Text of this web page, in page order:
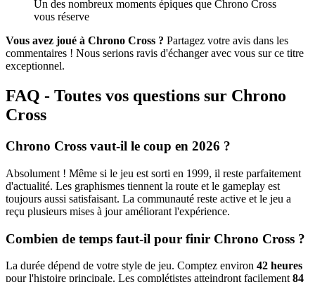
Un des nombreux moments épiques que Chrono Cross
vous réserve
Vous avez joué à Chrono Cross ? Partagez votre avis dans les
commentaires ! Nous serions ravis d'échanger avec vous sur ce titre
exceptionnel.
FAQ - Toutes vos questions sur Chrono
Cross
Chrono Cross vaut-il le coup en 2026 ?
Absolument ! Même si le jeu est sorti en 1999, il reste parfaitement
d'actualité. Les graphismes tiennent la route et le gameplay est
toujours aussi satisfaisant. La communauté reste active et le jeu a
reçu plusieurs mises à jour améliorant l'expérience.
Combien de temps faut-il pour finir Chrono Cross ?
La durée dépend de votre style de jeu. Comptez environ 42 heures
pour l'histoire principale. Les complétistes atteindront facilement84